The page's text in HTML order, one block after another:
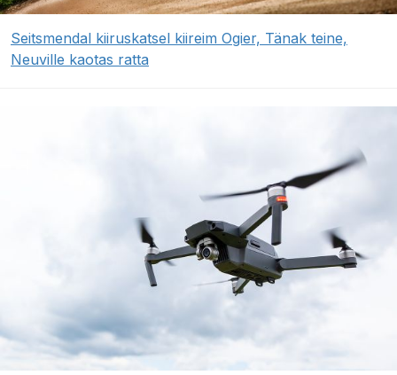
Seitsmendal kiiruskatsel kiireim Ogier, Tänak teine,
Neuville kaotas ratta